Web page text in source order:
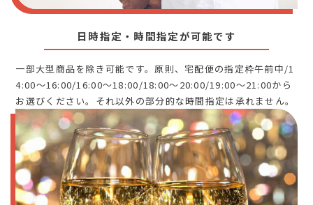
日時指定・時間指定が可能です
一部大型商品を除き可能です。原則、宅配便の指定枠午前中/1
4:00～16:00/16:00～18:00/18:00～20:00/19:00～21:00から
お選びください。それ以外の部分的な時間指定は承れません。